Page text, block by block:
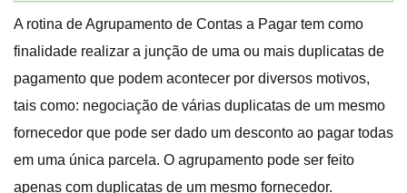
A rotina de Agrupamento de Contas a Pagar tem como
finalidade realizar a junção de uma ou mais duplicatas de
pagamento que podem acontecer por diversos motivos,
tais como: negociação de várias duplicatas de um mesmo
fornecedor que pode ser dado um desconto ao pagar todas
em uma única parcela. O agrupamento pode ser feito
apenas com duplicatas de um mesmo fornecedor.